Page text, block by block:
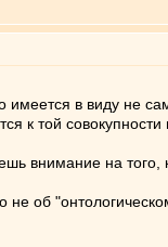
в виду не
к той
на того,
об